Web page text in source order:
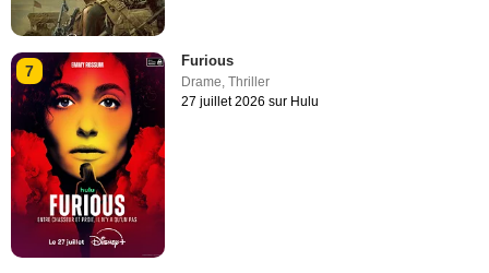
7
Furious
Drame,Thriller
27 juillet 2026 sur Hulu